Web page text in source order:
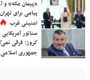
«پیمان مکه» و
پیامی برای
امنیتی غرب
سناتور
کروز: فرقی
جمهوری اسلامی